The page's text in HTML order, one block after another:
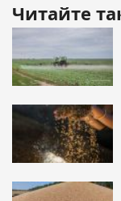
Читайте